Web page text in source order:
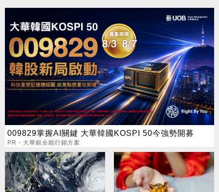
009829掌握AI關鍵 大華韓國KOSPI 50今強勢開募
PR・大華銀全能行銷方案